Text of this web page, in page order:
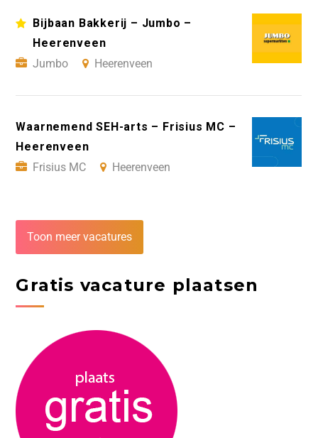
Bijbaan Bakkerij – Jumbo –
Heerenveen
Jumbo
Heerenveen
Waarnemend SEH-arts – Frisius MC –
Heerenveen
Frisius MC
Heerenveen
Toon meer vacatures
Gratis vacature plaatsen